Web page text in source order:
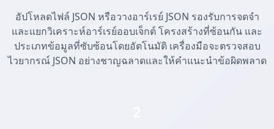
อัปโหลดไฟล์ JSON หรือวางอาร์เรย์ JSON รองรับการจดจำ
และแยกวิเคราะห์อาร์เรย์ออบเจ็กต์ โครงสร้างที่ซ้อนกัน และ
ประเภทข้อมูลที่ซับซ้อนโดยอัตโนมัติ เครื่องมือจะตรวจสอบ
ไวยากรณ์ JSON อย่างชาญฉลาดและให้คำแนะนำข้อผิดพลาด